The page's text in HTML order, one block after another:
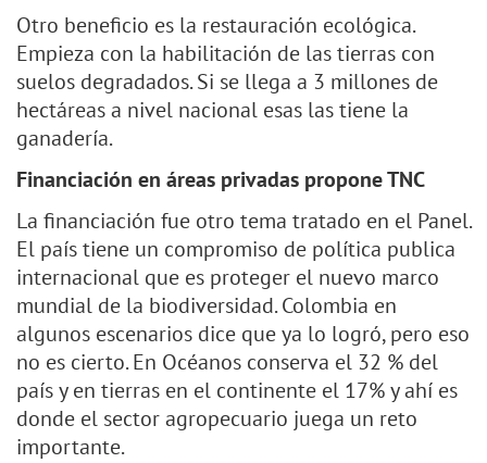
Otro beneficio es la restauración ecológica.
Empieza con la habilitación de las tierras con
suelos degradados. Si se llega a 3 millones de
hectáreas a nivel nacional esas las tiene la
ganadería.
Financiación en áreas privadas propone TNC
La financiación fue otro tema tratado en el Panel.
El país tiene un compromiso de política publica
internacional que es proteger el nuevo marco
mundial de la biodiversidad. Colombia en
algunos escenarios dice que ya lo logró, pero eso
no es cierto. En Océanos conserva el 32 % del
país y en tierras en el continente el 17% y ahí es
donde el sector agropecuario juega un reto
importante.